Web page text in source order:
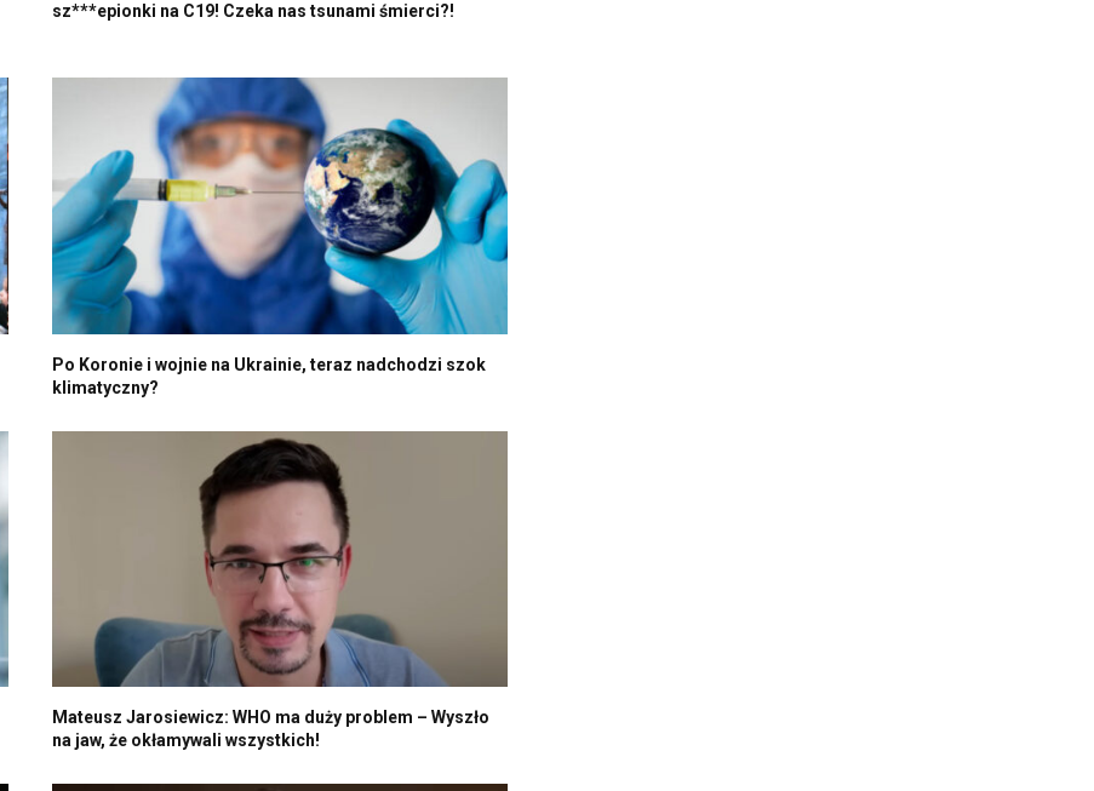
sz***epionki na C19! Czeka nas tsunami śmierci?!
Po Koronie i wojnie na Ukrainie, teraz nadchodzi szok
klimatyczny?
Mateusz Jarosiewicz: WHO ma duży problem – Wyszło
na jaw, że okłamywali wszystkich!